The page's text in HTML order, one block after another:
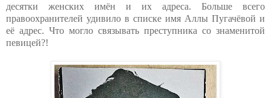
десятки женских имён и их адреса. Больше всего
правоохранителей удивило в списке имя Аллы Пугачёвой и
её адрес. Что могло связывать преступника со знаменитой
певицей?!